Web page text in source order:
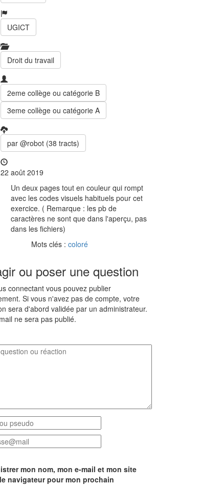
UGICT
Droit du travail
2eme collège ou catégorie B
3eme collège ou catégorie A
par @robot (38 tracts)
22 août 2019
Un deux pages tout en couleur qui rompt
avec les codes visuels habituels pour cet
exercice. ( Remarque : les pb de
caractères ne sont que dans l'aperçu, pas
dans les fichiers)
Mots clés :coloré
ou poser une question
connectant vous pouvez publier
Si vous n'avez pas de compte, votre
sera d'abord validée par un administrateur.
ne sera pas publié.
mon nom, mon e-mail et mon site
navigateur pour mon prochain